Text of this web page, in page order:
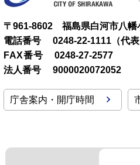
〒961-8602 福島県白河市八幡
電話番号
0248-22-1111（代表
FAX番号
0248-27-2577
法人番号
9000020072052
庁舎案内・開庁時間